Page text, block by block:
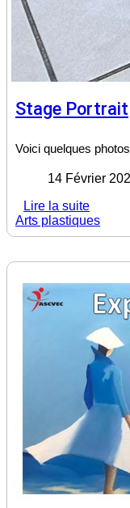
Stage Portrait
Voici quelques
14 Février
Lire la suite
Arts plastiques